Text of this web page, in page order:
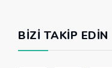
BIZI TAKIP EDIN